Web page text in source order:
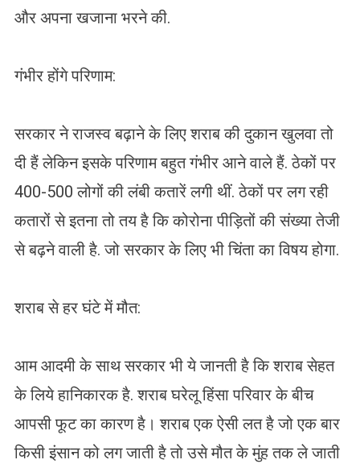
और अपना खजाना भरने की.
गंभीर होंगे परिणाम:
सरकार ने राजस्व बढ़ाने के लिए शराब की दुकान खुलवा तो
दी हैं लेकिन इसके परिणाम बहुत गंभीर आने वाले हैं. ठेकों पर
400-500 लोगों की लंबी कतारें लगी थीं. ठेकों पर लग रही
कतारों से इतना तो तय है कि कोरोना पीड़ितों की संख्या तेजी
से बढ़ने वाली है. जो सरकार के लिए भी चिंता का विषय होगा.
शराब से हर घंटे में मौत:
आम आदमी के साथ सरकार भी ये जानती है कि शराब सेहत
के लिये हानिकारक है. शराब घरेलू हिंसा परिवार के बीच
आपसी फूट का कारण है। शराब एक ऐसी लत है जो एक बार
किसी इंसान को लग जाती है तो उसे मौत के मुंह तक ले जाती